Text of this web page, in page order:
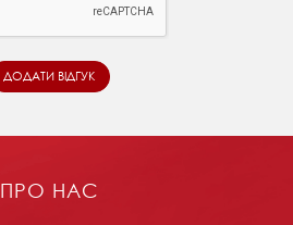
ПРО НАС